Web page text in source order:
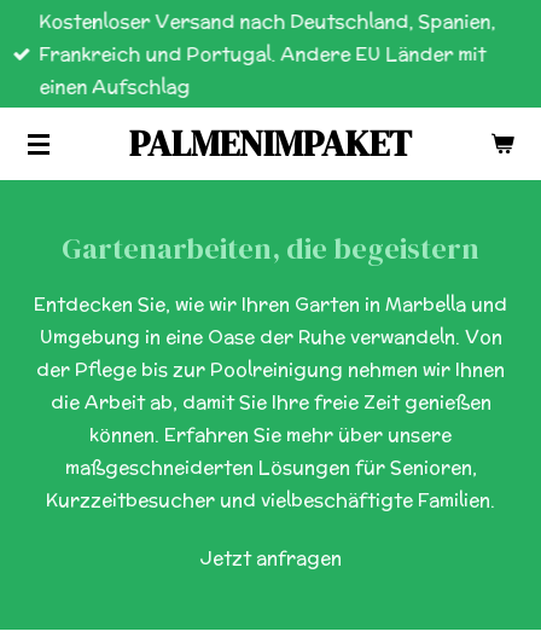
Zum
Hauptinhalt
springen
PALMENIMPAKET
Kostenloser Versand nach Deutschland, Spanien,
Frankreich und Portugal. Andere EU Länder mit
einen Aufschlag
Gartenarbeiten, die begeistern
Entdecken Sie, wie wir Ihren Garten in Marbella und
Umgebung in eine Oase der Ruhe verwandeln. Von
der Pflege bis zur Poolreinigung nehmen wir Ihnen
die Arbeit ab, damit Sie Ihre freie Zeit genießen
können. Erfahren Sie mehr über unsere
maßgeschneiderten Lösungen für Senioren,
Kurzzeitbesucher und vielbeschäftigte Familien.
Jetzt anfragen